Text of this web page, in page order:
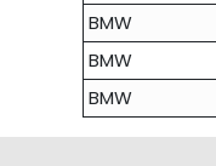
BMW
BMW
BMW